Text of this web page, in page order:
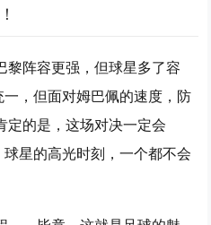
黎阵容更强，但球星多了容
一，但面对姆巴佩的速度，防
定的是，这场对决一定会
星的高光时刻，一个都不会